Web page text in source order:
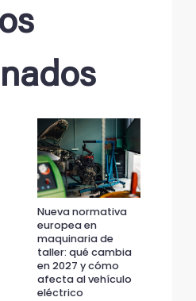
Nueva normativa
europea en
maquinaria de
taller: qué cambia
en 2027 y cómo
afecta al vehículo
eléctrico